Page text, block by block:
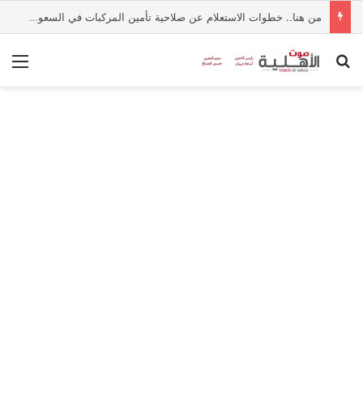
من هنا.. خطوات الاستعلام عن صلاحية تأمين المركبات في السعودية
بحث عن